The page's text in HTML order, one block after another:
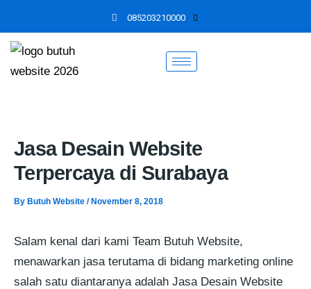
to
content
085203210000
Jasa Desain Website
Terpercaya di Surabaya
By Butuh Website / November 8, 2018
Salam kenal dari kami Team Butuh Website,
menawarkan jasa terutama di bidang marketing online
salah satu diantaranya adalah Jasa Desain Website